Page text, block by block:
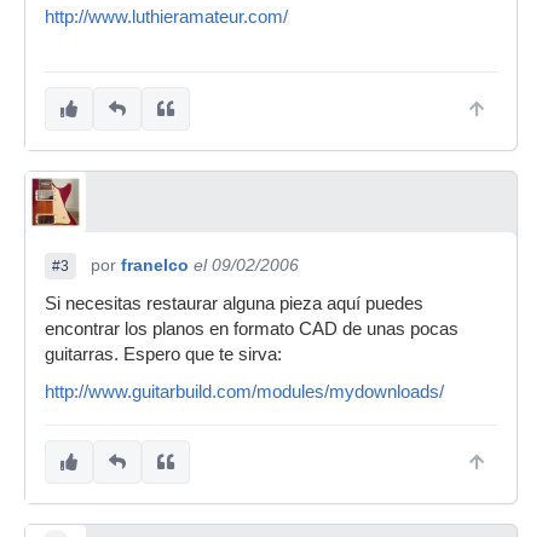
http://www.luthieramateur.com/
#3 por franelco el 09/02/2006
Si necesitas restaurar alguna pieza aquí puedes
encontrar los planos en formato CAD de unas pocas
guitarras. Espero que te sirva:
http://www.guitarbuild.com/modules/mydownloads/